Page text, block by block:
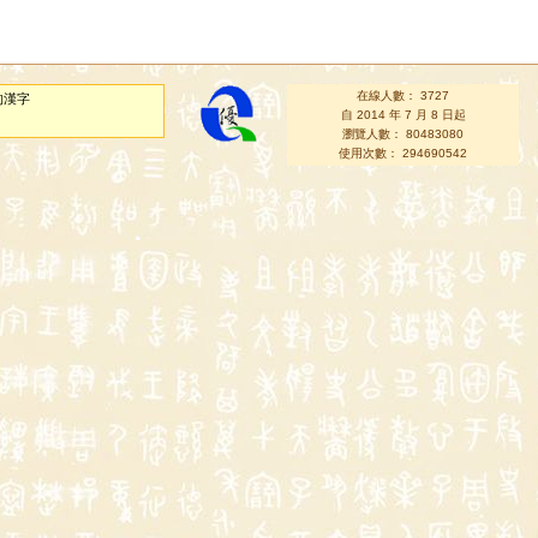
漢字
在線人數： 3727
自 2014 年 7 月 8 日起
瀏覽人數： 80483080
使用次數： 294690542